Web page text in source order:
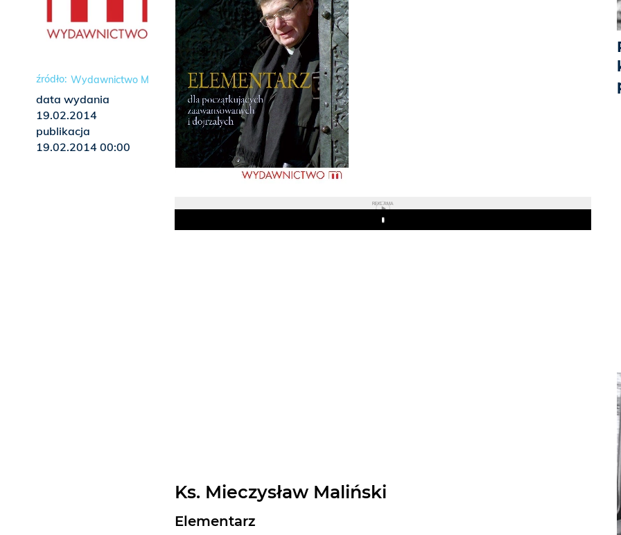
REKLAMA
Play
Ks. Mieczysław Maliński
Elementarz
Wydawnictwo M
data wydania
19.02.2014
publikacja
19.02.2014 00:00